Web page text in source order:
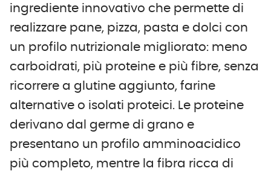
ingrediente innovativo che permette di
realizzare pane, pizza, pasta e dolci con
un profilo nutrizionale migliorato: meno
carboidrati, più proteine e più fibre, senza
ricorrere a glutine aggiunto, farine
alternative o isolati proteici. Le proteine
derivano dal germe di grano e
presentano un profilo amminoacidico
più completo, mentre la fibra ricca di